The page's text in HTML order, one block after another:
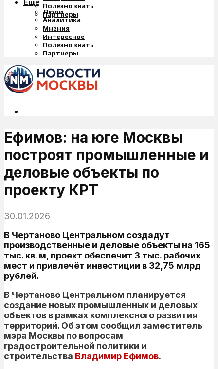
Полезно знать
Партнеры
Еще
Люди
Аналитика
Мнения
Интересное
Полезно знать
Партнеры
Ефимов: на юге Москвы
построят промышленные и
деловые объекты по
проекту КРТ
30.01.2026
В Чертаново Центральном создадут
производственные и деловые объекты на 165
тыс. кв. м, проект обеспечит 3 тыс. рабочих
мест и привлечёт инвестиции в 32,75 млрд
рублей.
В Чертаново Центральном планируется
создание новых промышленных и деловых
объектов в рамках комплексного развития
территорий. Об этом сообщил заместитель
мэра Москвы по вопросам
градостроительной политики и
строительства Владимир Ефимов.